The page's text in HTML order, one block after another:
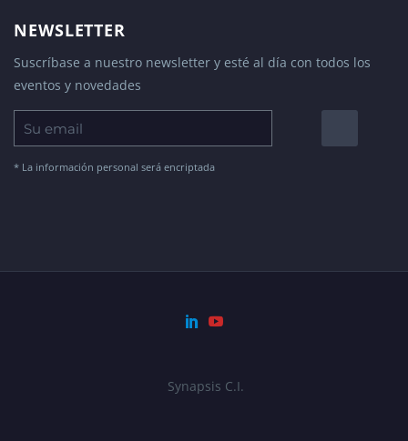
NEWSLETTER
Suscríbase a nuestro newsletter y esté al día con todos los
eventos y novedades
* La información personal será encriptada
Synapsis C.I.